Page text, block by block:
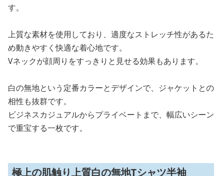
す。
上質な素材を使用しており、適度なストレッチ性があるた
め動きやすく快適な着心地です。
Vネックが顔周りをすっきりと見せる効果もあります。
白の無地という定番カラーとデザインで、ジャケットとの
相性も抜群です。
ビジネスカジュアルからプライベートまで、幅広いシーン
で重宝する一枚です。
極上の肌触り上質白の無地Tシャツ半袖